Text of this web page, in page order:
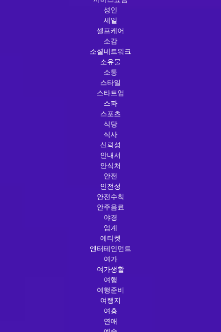
성인
세일
셀프케어
소감
소셜네트워크
소유물
소통
스타일
스타트업
스파
스포츠
식당
식사
신뢰성
안내서
안식처
안전
안전성
안전수칙
안주음료
야경
업계
에티켓
엔터테인먼트
여가
여가생활
여행
여행준비
여행지
여흥
연애